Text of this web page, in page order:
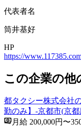
代表者名
筒井基好
HP
https://
この企業の他
都タクシー株式会社
勤のみ】-京都市(京都
月給 200,000円〜